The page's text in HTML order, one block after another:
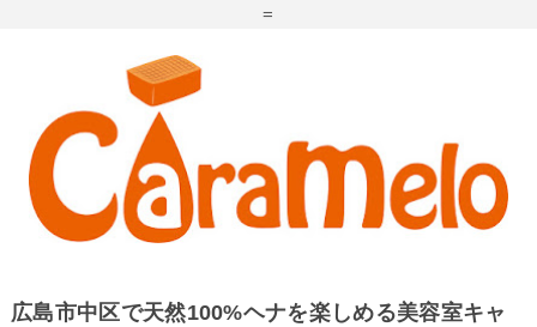
=
広島市中区で天然100%ヘナを楽しめる美容室キャ